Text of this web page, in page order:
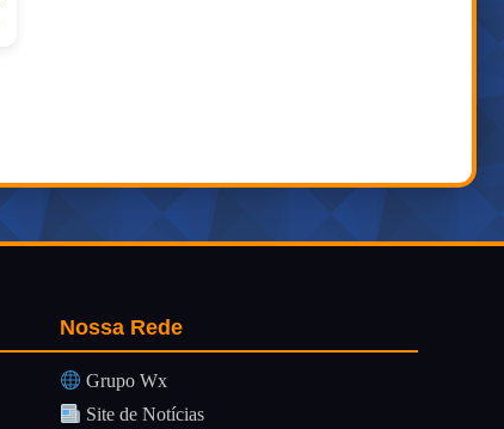
Nossa Rede
Grupo Wx
Site de Notícias